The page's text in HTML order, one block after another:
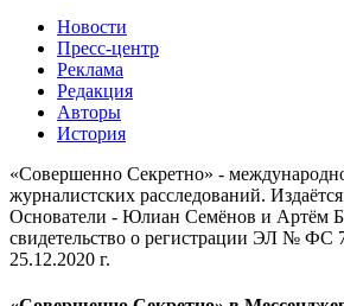
Новости
Пресс-центр
Реклама
Редакция
Авторы
История
«Совершенно Секретно» -
журналистских расследований.
Основатели - Юлиан Семёнов и Артём
свидетельство о регистрации ЭЛ № ФС
25.12.2020 г.